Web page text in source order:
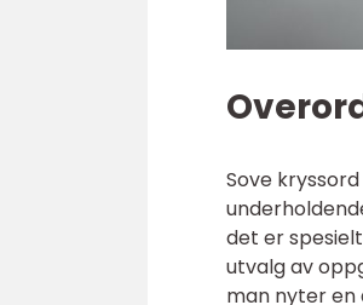
Sove
det er
utvalg av
man nyter en